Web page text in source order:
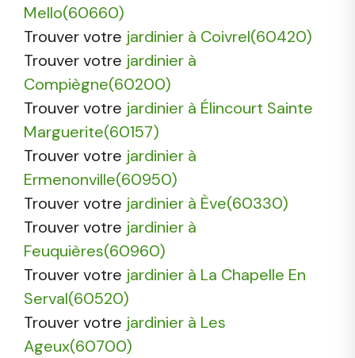
Mello(60660)
Trouver votre jardinier à Coivrel(60420)
Trouver votre jardinier à
Compiègne(60200)
Trouver votre jardinier à Élincourt Sainte
Marguerite(60157)
Trouver votre jardinier à
Ermenonville(60950)
Trouver votre jardinier à Ève(60330)
Trouver votre jardinier à
Feuquières(60960)
Trouver votre jardinier à La Chapelle En
Serval(60520)
Trouver votre jardinier à Les
Ageux(60700)